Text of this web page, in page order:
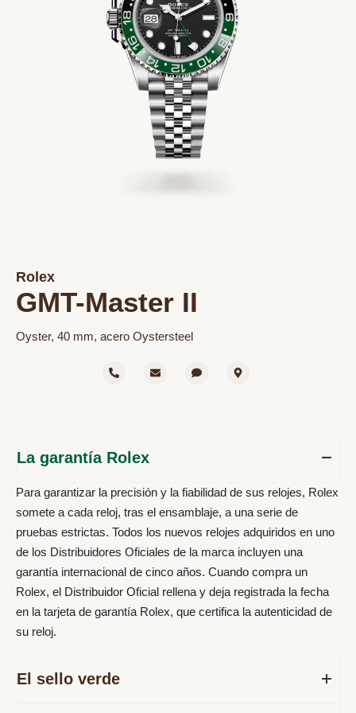
Rolex
GMT-Master II
Oyster, 40 mm, acero Oystersteel
La garantía Rolex
Para garantizar la precisión y la fiabilidad de sus relojes, Rolex
somete a cada reloj, tras el ensamblaje, a una serie de
pruebas estrictas. Todos los nuevos relojes adquiridos en uno
de los Distribuidores Oficiales de la marca incluyen una
garantía internacional de cinco años. Cuando compra un
Rolex, el Distribuidor Oficial rellena y deja registrada la fecha
en la tarjeta de garantía Rolex, que certifica la autenticidad de
su reloj.
El sello verde